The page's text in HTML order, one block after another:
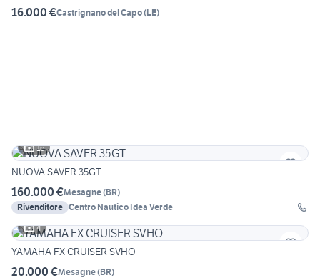
16.000 €Castrignano del Capo(LE)
16
NUOVA SAVER 35GT
160.000 €Mesagne(BR)
Rivenditore Centro Nautico Idea Verde
4
YAMAHA FX CRUISER SVHO
20.000 €Mesagne(BR)